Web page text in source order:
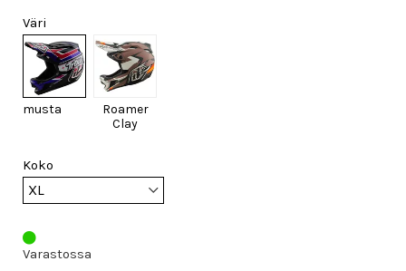
Väri
musta
Roamer
Clay
Koko
Varastossa